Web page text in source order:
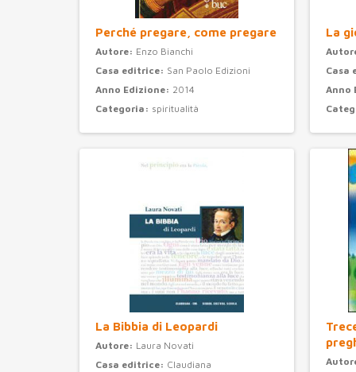
Perché pregare, come pregare
Autore: Enzo Bianchi
Casa editrice: San Paolo Edizioni
Anno Edizione: 2014
Categoria: spiritualità
La
Casa
Anno
La Bibbia di Leopardi
Autore: Laura Novati
Casa editrice: Claudiana